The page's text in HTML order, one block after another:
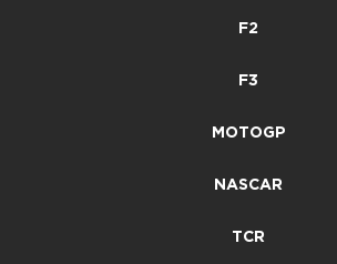
F2
F3
MOTOGP
NASCAR
TCR